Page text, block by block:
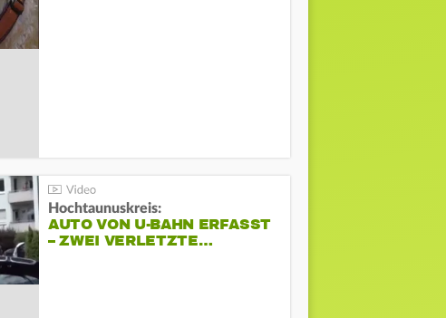
Hochtaunuskreis:
AUTO VON U-BAHN ERFASST
– ZWEI VERLETZTE…